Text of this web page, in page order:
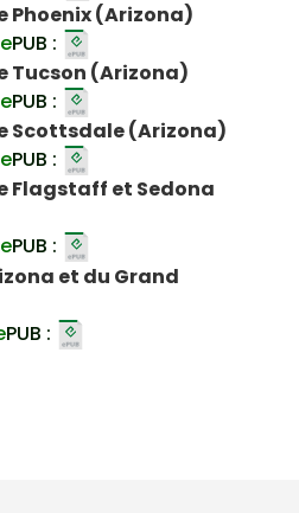
Phoenix (Arizona)
ePUB :
Tucson (Arizona)
ePUB :
Scottsdale (Arizona)
ePUB :
Flagstaff et Sedona
ePUB :
et du Grand
PUB :